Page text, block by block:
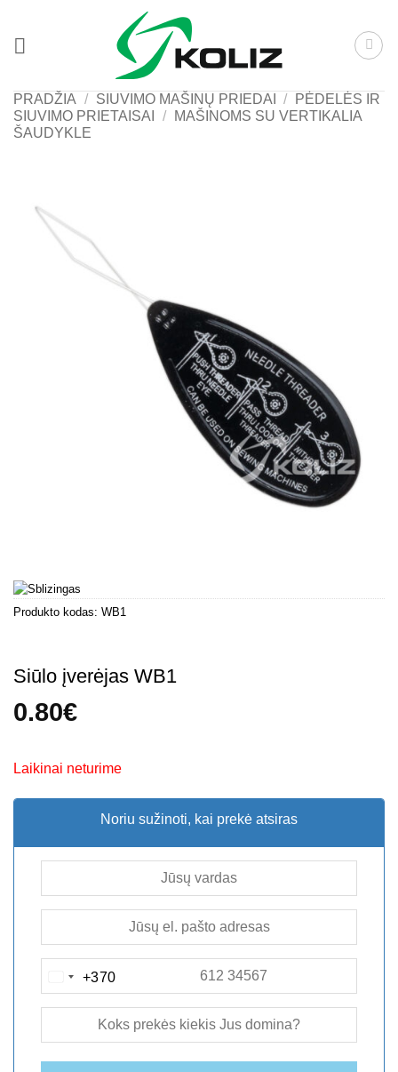
content
PRADŽIA / SIUVIMO MAŠINŲ PRIEDAI /
PĖDELĖS IR
SIUVIMO PRIETAISAI
/
MAŠINOMS SU VERTIKALIA
ŠAUDYKLE
Produkto kodas: WB1
Siūlo įverėjas WB1
0.80€
Laikinai neturime
Noriu sužinoti, kai prekė atsiras
LITHUANIA
+370
+370